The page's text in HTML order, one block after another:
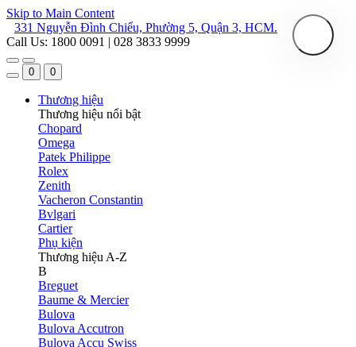
Skip to Main Content
331 Nguyễn Đình Chiểu, Phường 5, Quận 3, HCM.
Call Us: 1800 0091 | 028 3833 9999
0 0
Thương hiệu
Thương hiệu nổi bật
Chopard
Omega
Patek Philippe
Rolex
Zenith
Vacheron Constantin
Bvlgari
Cartier
Phụ kiện
Thương hiệu A-Z
B
Breguet
Baume & Mercier
Bulova
Bulova Accutron
Bulova Accu Swiss